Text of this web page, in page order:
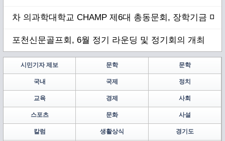
차 의과학대학교 CHAMP 제6대 총동문회, 장학기금 마
포천신문골프회, 6월 정기 라운딩 및 정기회의 개최
시민기자 제보 문학 문학
국내 국제 정치
교육 경제 사회
스포츠 문화 사설
칼럼 생활상식 경기도